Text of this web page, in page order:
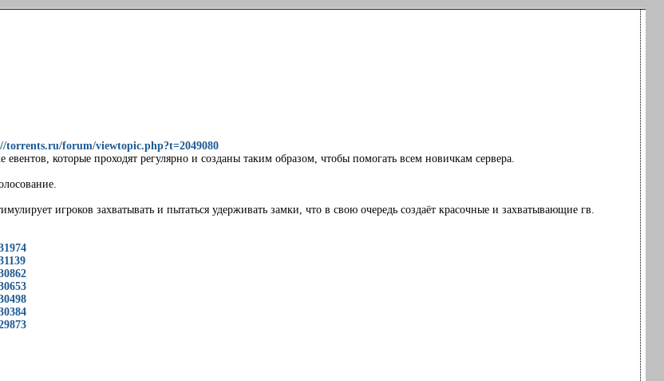
torrents.ru/forum/viewtopic.php?t=2049080
которые проходят регулярно и созданы таким образом, чтобы помогать всем новичкам сервера.
игроков захватывать и пытаться удерживать замки, что в свою очередь создаёт красочные и захватывающие гв.